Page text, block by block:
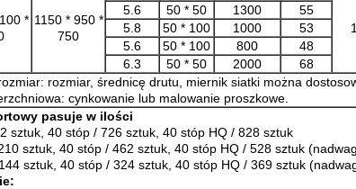
* 1150 * 950 *
750
5.6 50 * 50 1300
55
5.8 50 * 100 1000
53
5.6 50 * 100 800
48
6.3 50 * 50 2000
68
rozmiar, średnicę drutu, miernik siatki można
cynkowanie lub malowanie proszkowe.
pasuje w ilości
sztuk, 40 stóp / 726 sztuk, 40 stóp HQ / 828 sztuk
sztuk, 40 stóp / 462 sztuk, 40 stóp HQ / 528 sztuk
sztuk, 40 stóp / 324 sztuk, 40 stóp HQ / 369 sztuk